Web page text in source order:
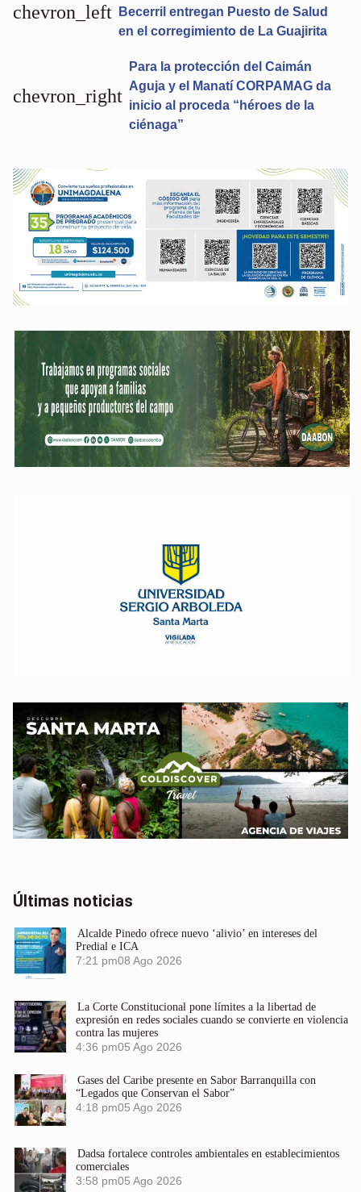
chevron_left
Becerril entregan Puesto de Salud
en el corregimiento de La Guajirita
Para la protección del Caimán
Aguja y el Manatí CORPAMAG da
inicio al proceda “héroes de la
ciénaga”
chevron_right
Últimas noticias
Alcalde Pinedo ofrece nuevo ‘alivio’ en intereses del
Predial e ICA
7:21 pm08 Ago 2026
La Corte Constitucional pone límites a la libertad de
expresión en redes sociales cuando se convierte en violencia
contra las mujeres
4:36 pm05 Ago 2026
Gases del Caribe presente en Sabor Barranquilla con
“Legados que Conservan el Sabor”
4:18 pm05 Ago 2026
Dadsa fortalece controles ambientales en establecimientos
comerciales
3:58 pm05 Ago 2026